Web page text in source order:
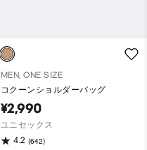
MEN, ONE SIZE
コクーンショルダーバッグ
¥2,990
ユニセックス
4.2 (642)